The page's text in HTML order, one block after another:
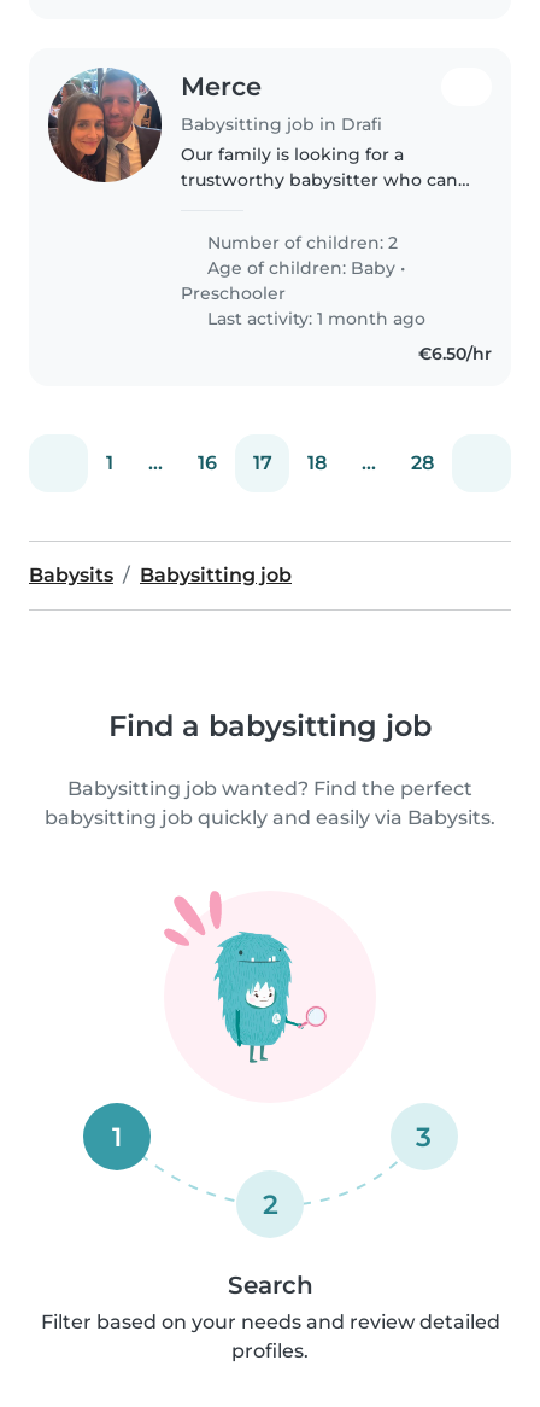
Merce
Babysitting job in Drafi
Our family is looking for a
trustworthy babysitter who can
the week at our home; of our
baby under one year old full
time and of our preschooler
after..
Number of children: 2
Age of children: Baby •
Preschooler
Last activity: 1 month ago
€6.50/hr
1 ... 16 17 18 ... 28
Babysits Babysitting job
Find a babysitting job
Babysitting job wanted? Find the perfect
babysitting job quickly and easily via Babysits.
1
2
3
Search
Filter based on your needs and review detailed
profiles.